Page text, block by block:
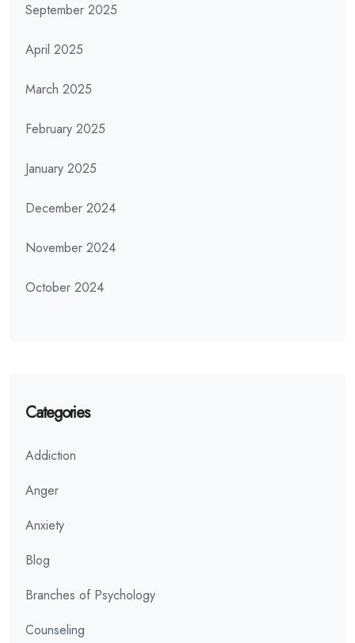
September 2025
April 2025
March 2025
February 2025
January 2025
December 2024
November 2024
October 2024
Categories
Addiction
Anger
Anxiety
Blog
Branches of Psychology
Counseling